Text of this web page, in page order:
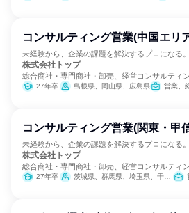
コンサルティング営業(中国エリ
未経験から、企業の課題を解決するプロになる。
株式会社トップ
総合商社・専門商社・卸売、経営コンサルティ
27年卒 島根県、岡山県、広島県 営業、
コンサルティング営業(関東・甲
未経験から、企業の課題を解決するプロになる。
株式会社トップ
総合商社・専門商社・卸売、経営コンサルティ
27年卒 茨城県、群馬県、埼玉県、千葉県、東京都、神奈川県、長野県